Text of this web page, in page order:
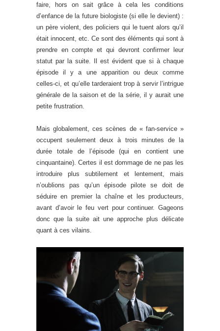
faire, hors on sait grâce à cela les conditions
d’enfance de la future biologiste (si elle le devient) :
un père violent, des policiers qui le tuent alors qu’il
était innocent, etc. Ce sont des éléments qui sont à
prendre en compte et qui devront confirmer leur
statut par la suite. Il est évident que si à chaque
épisode il y a une apparition ou deux comme
celles-ci, et qu’elle tarderaient trop à servir l’intrigue
générale de la saison et de la série, il y aurait une
petite frustration.
Mais globalement, ces scènes de « fan-service »
occupent seulement deux à trois minutes de la
durée totale de l’épisode (qui en contient une
cinquantaine). Certes il est dommage de ne pas les
introduire plus subtilement et lentement, mais
n’oublions pas qu’un épisode pilote se doit de
séduire en premier la chaîne et les producteurs,
avant d’avoir le feu vert pour continuer. Gageons
donc que la suite ait une approche plus délicate
quant à ces vilains.